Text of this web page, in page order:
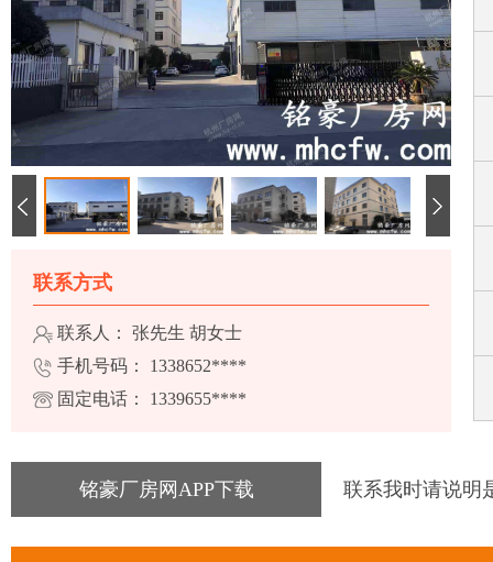
联系方式
联系人： 张先生 胡女士
手机号码： 1338652****
固定电话： 1339655****
铭豪厂房网APP下载 联系我时请说明